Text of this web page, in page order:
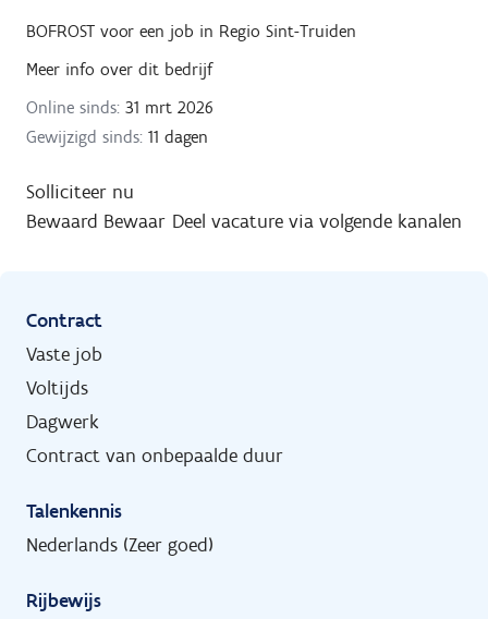
BOFROST voor een job in Regio Sint-Truiden
Meer info over dit bedrijf
Online sinds: 31 mrt 2026
Gewijzigd sinds: 11 dagen
Solliciteer nu
Bewaard Bewaar Deel vacature via volgende kanalen
Contract
Vaste job
Voltijds
Dagwerk
Contract van onbepaalde duur
Talenkennis
Nederlands (Zeer goed)
Rijbewijs